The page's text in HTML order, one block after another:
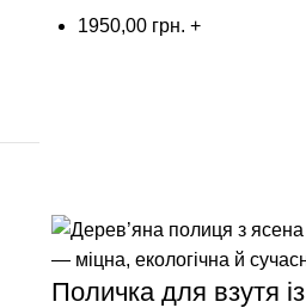
1950,00 грн. +
Поличка для взутя із